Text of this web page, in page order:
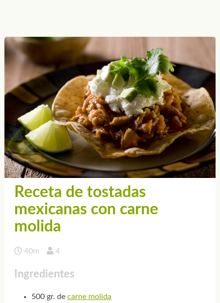
Receta de tostadas
mexicanas con carne
molida
40m 4
Ingredientes
500 gr. de carne molida